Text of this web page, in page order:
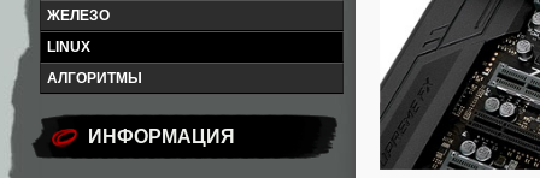
ЖЕЛЕЗО
LINUX
АЛГОРИТМЫ
ИНФОРМАЦИЯ